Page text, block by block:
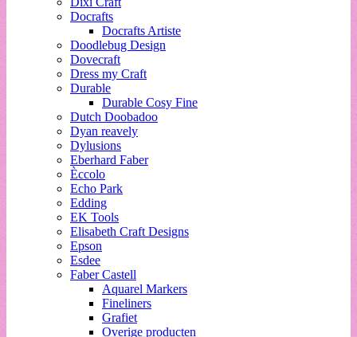
Docrafts
Docrafts Artiste
Doodlebug Design
Dovecraft
Dress my Craft
Durable
Durable Cosy Fine
Dutch Doobadoo
Dyan reavely
Dylusions
Eberhard Faber
Èccolo
Echo Park
Edding
EK Tools
Elisabeth Craft Designs
Epson
Esdee
Faber Castell
Aquarel Markers
Fineliners
Grafiet
Overige producten